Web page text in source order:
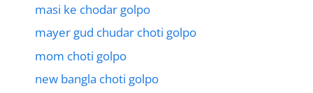
masi ke chodar golpo
mayer gud chudar choti golpo
mom choti golpo
new bangla choti golpo